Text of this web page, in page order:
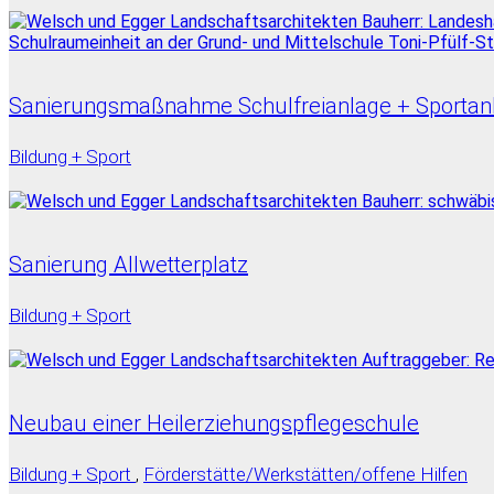
Sanierungsmaßnahme Schulfreianlage +
Bildung + Sport
Sanierung Allwetterplatz
Bildung + Sport
Neubau einer Heilerziehungspflegeschule
Bildung + Sport , Förderstätte/Werkstätten/offene Hilfen